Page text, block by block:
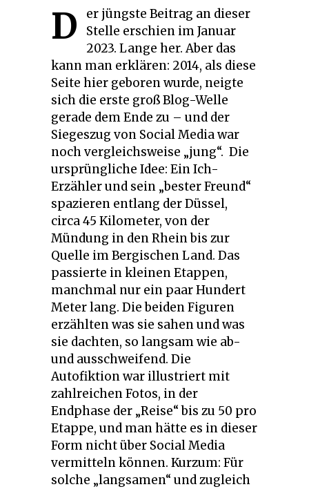
D
er jüngste Beitrag an dieser
Stelle erschien im Januar
2023. Lange her. Aber das
kann man erklären: 2014, als diese
Seite hier geboren wurde, neigte
sich die erste groß Blog-Welle
gerade dem Ende zu – und der
Siegeszug von Social Media war
noch vergleichsweise „jung“. Die
ursprüngliche Idee: Ein Ich-
Erzähler und sein „bester Freund“
spazieren entlang der Düssel,
circa 45 Kilometer, von der
Mündung in den Rhein bis zur
Quelle im Bergischen Land. Das
passierte in kleinen Etappen,
manchmal nur ein paar Hundert
Meter lang. Die beiden Figuren
erzählten was sie sahen und was
sie dachten, so langsam wie ab-
und ausschweifend. Die
Autofiktion war illustriert mit
zahlreichen Fotos, in der
Endphase der „Reise“ bis zu 50 pro
Etappe, und man hätte es in dieser
Form nicht über Social Media
vermitteln können. Kurzum: Für
solche „langsamen“ und zugleich